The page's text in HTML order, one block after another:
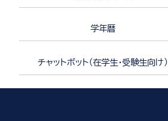
学年暦
チャットボット（在学生・受験生向け）